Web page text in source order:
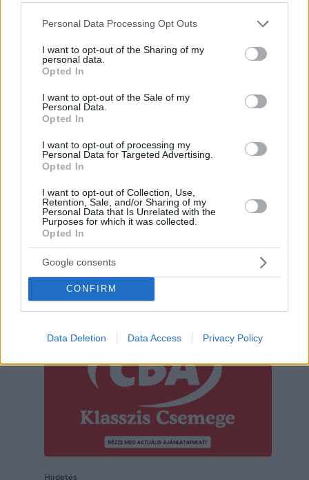
Please note that this website/app uses one or more Google
not limited to your visit or usage behaviour. You may click to
grant or deny consent to Google and its third-party tags to
use your data for below specified purposes in below Google
consent section.
Personal Data Processing Opt Outs
I want to opt-out of the Sharing of my
personal data.
Opted In
I want to opt-out of the Sale of my
Personal Data.
Opted In
I want to opt-out of processing my
Personal Data for Targeted Advertising.
Opted In
I want to opt-out of Collection, Use,
Retention, Sale, and/or Sharing of my
Personal Data that Is Unrelated with the
Purposes for which it was collected.
Opted In
Google consents
CONFIRM
Data Deletion Data Access Privacy Policy
Hirdetés
Hirdetés